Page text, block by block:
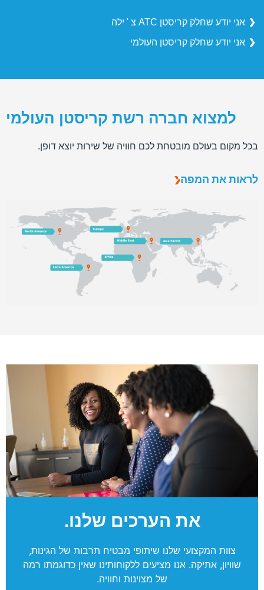
אני יודע שחלק קריסטן ATC צ ' ילה
אני יודע שחלק קריסטן העולמי
למצוא חברה רשת קריסטן העולמי
בכל מקום בעולם מובטחת לכם חוויה של שירות יוצא דופן.
לראות את המפה
את הערכים שלנו.
צוות המקצועי שלנו שיתופי מבטיח תרבות של הגינות,
שוויון, אתיקה. אנו מציעים ללקוחותינו שאין כדוגמתו רמה
של מצוינות וחוויה.